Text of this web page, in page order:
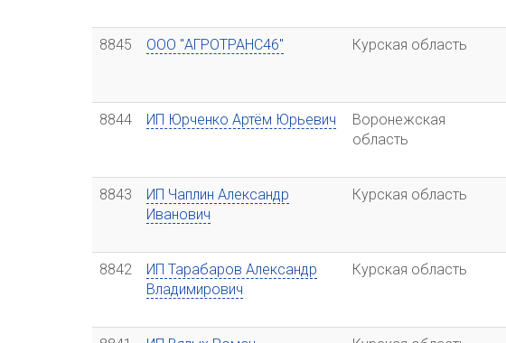
8845 ООО "АГРОТРАНС46" Курская область
8844 ИП Юрченко Артём Юрьевич
Воронежская
область
8843
ИП Чаплин Александр
Иванович
Курская область
8842
ИП Тарабаров Александр
Владимирович
Курская область